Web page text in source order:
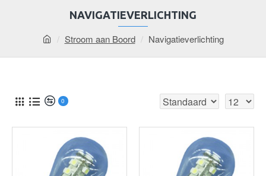
Stroom aan Boord Navigatieverlichting
NAVIGATIEVERLICHTING
0